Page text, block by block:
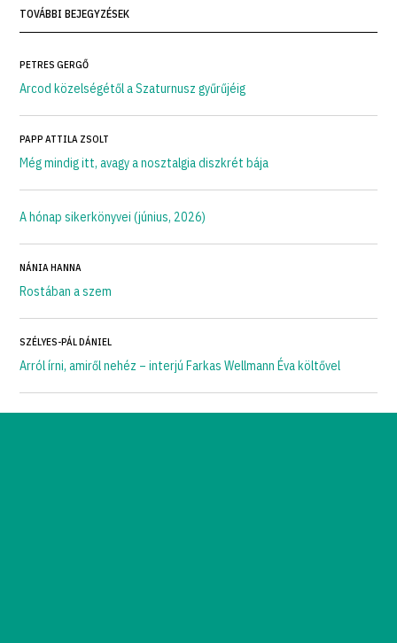
TOVÁBBI BEJEGYZÉSEK
PETRES GERGŐ
Arcod közelségétől a Szaturnusz gyűrűjéig
PAPP ATTILA ZSOLT
Még mindig itt, avagy a nosztalgia diszkrét bája
A hónap sikerkönyvei (június, 2026)
NÁNIA HANNA
Rostában a szem
SZÉLYES-PÁL DÁNIEL
Arról írni, amiről nehéz – interjú Farkas Wellmann Éva költővel